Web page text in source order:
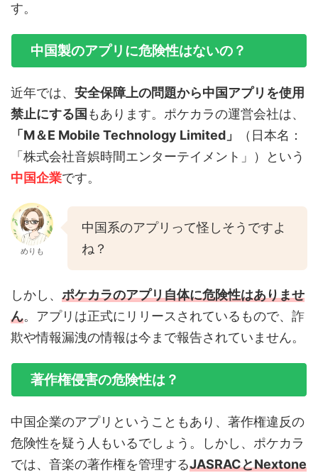
す。
中国製のアプリに危険性はないの？
近年では、 安全保障上の問題から中国アプリを使用
禁止にする国 もあります。ポケカラの運営会社は、
「M＆E Mobile Technology Limited」
（日本名：
「株式会社音娯時間エンターテイメント」）という
中国企業です。
めりも
中国系のアプリって怪しそうですよ
ね？
しかし、 ポケカラのアプリ自体に危険性はありませ
ん。アプリは正式にリリースされているもので、詐
欺や情報漏洩の情報は今まで報告されていません。
著作権侵害の危険性は？
中国企業のアプリということもあり、著作権違反の
危険性を疑う人もいるでしょう。しかし、ポケカラ
では、音楽の著作権を管理するJASRACとNextone